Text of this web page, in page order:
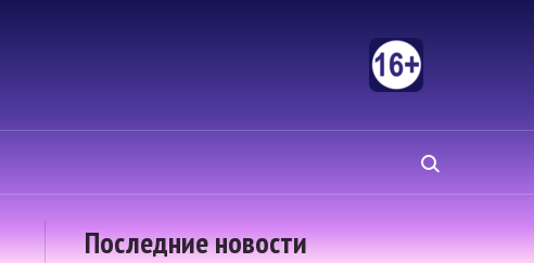
Последние новости